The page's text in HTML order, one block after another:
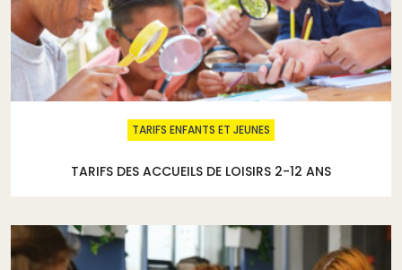
TARIFS ENFANTS ET JEUNES
TARIFS DES ACCUEILS DE LOISIRS 2-12 ANS